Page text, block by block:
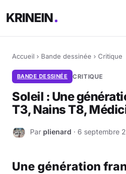
KRINEIN
Accueil › Bande dessinée › Critique
BANDE DESSINÉE CRITIQUE
Soleil : Une
T3, Nains T8,
P Par plienard · 6 septembre
Une génération